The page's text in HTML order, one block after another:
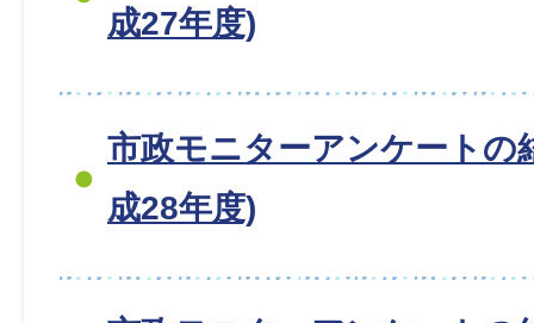
成27年度)
市政モニターアンケートの
成28年度)